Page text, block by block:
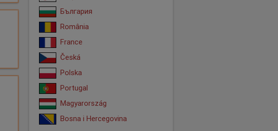
България
România
France
Česká
Polska
Portugal
Magyarország
Bosna i Hercegovina